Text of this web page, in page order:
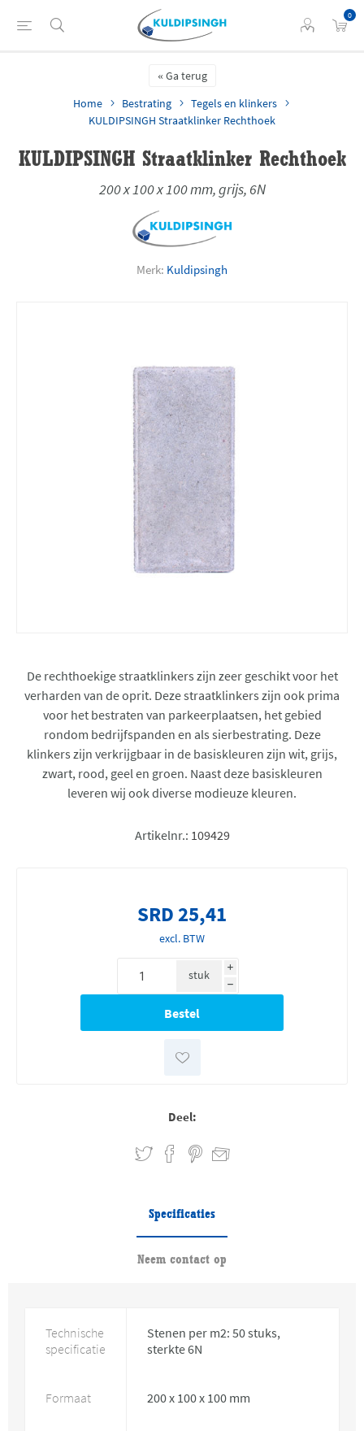
0
Ga terug
Home
Bestrating
Tegels en klinkers
KULDIPSINGH Straatklinker Rechthoek
KULDIPSINGH Straatklinker Rechthoek
200 x 100 x 100 mm, grijs, 6N
Merk: Kuldipsingh
De rechthoekige straatklinkers zijn zeer geschikt voor het
verharden van de oprit. Deze straatklinkers zijn ook prima
voor het bestraten van parkeerplaatsen, het gebied
rondom bedrijfspanden en als sierbestrating. Deze
klinkers zijn verkrijgbaar in de basiskleuren zijn wit, grijs,
zwart, rood, geel en groen. Naast deze basiskleuren
leveren wij ook diverse modieuze kleuren.
Artikelnr.: 109429
SRD 25,41
excl. BTW
i
h
stuk
Deel:
Specificaties
Neem contact op
Technische
specificatie
Stenen per m2: 50 stuks,
sterkte 6N
Formaat 200 x 100 x 100 mm